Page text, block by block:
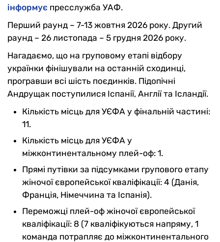
інформує пресслужба УАФ.
Перший раунд – 7-13 жовтня 2026 року. Другий
раунд – 26 листопада – 5 грудня 2026 року.
Нагадаємо, що на груповому етапі відбору
українки фінішували на останній сходинці,
програвши всі шість поєдинків. Підопічні
Андрущак поступилися Іспанії, Англії та Ісландії.
Кількість місць для УЄФА у фінальній частині:
11.
Кількість місць для УЄФА у
міжконтинентальному плей-оф: 1.
Прямі путівки за підсумками групового етапу
жіночої європейської кваліфікації: 4 (Данія,
Франція, Німеччина та Іспанія).
Переможці плей-оф жіночої європейської
кваліфікації: 8 (7 кваліфікуються напряму, 1
команда потрапляє до міжконтинентального